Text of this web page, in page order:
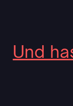
Und